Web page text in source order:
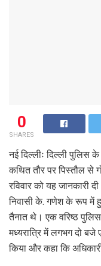
0
SHARES
नई दिल्लीः दिल्ली पुलिस
कथित तौर पर पिस्तौल से
रविवार को यह जानकारी
निवासी के. गणेश के रूप में
तैनात थे। एक वरिष्ठ पुलिस
मध्यरात्रि में लगभग दो
किया और कहा कि